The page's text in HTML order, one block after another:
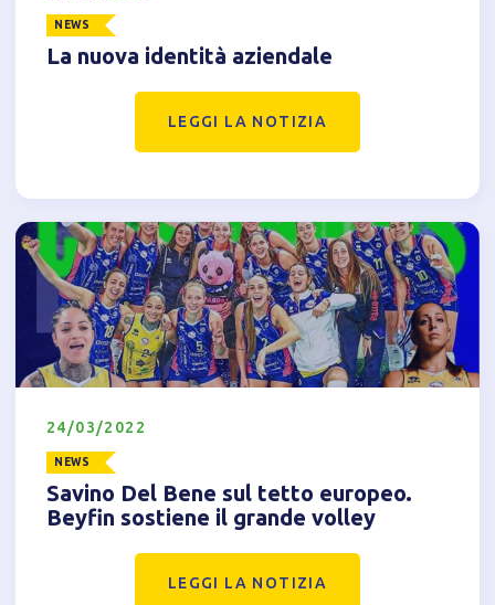
NEWS
La nuova identità aziendale
LEGGI LA NOTIZIA
24/03/2022
NEWS
Savino Del Bene sul tetto europeo.
Beyfin sostiene il grande volley
LEGGI LA NOTIZIA